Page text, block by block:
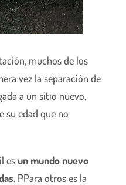
muchos de los
vez la separación de
a un sitio nuevo,
su edad que no
esun mundo nuevo
. PPara otros es la